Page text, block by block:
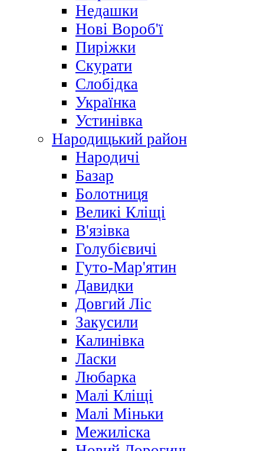
Недашки
Нові Вороб'ї
Пиріжки
Скурати
Слобідка
Українка
Устинівка
Народицький район
Народичі
Базар
Болотниця
Великі Кліщі
В'язівка
Голубієвичі
Гуто-Мар'ятин
Давидки
Довгий Ліс
Закусили
Калинівка
Ласки
Любарка
Малі Кліщі
Малі Міньки
Межиліска